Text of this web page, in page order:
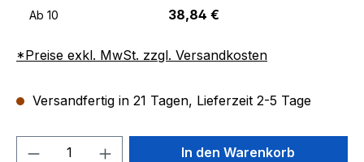
Ab 10 38,84 €
*Preise exkl. MwSt. zzgl. Versandkosten
Versandfertig in 21 Tagen, Lieferzeit 2-5 Tage
Produkt Anzahl: Gib denIn den Warenkorb